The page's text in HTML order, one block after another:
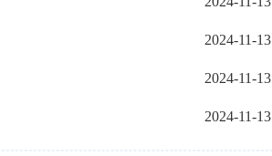
2024-11-13
2024-11-13
2024-11-13